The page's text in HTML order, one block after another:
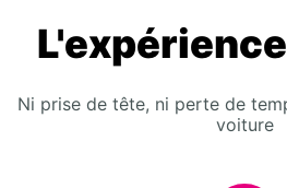
Ni prise de tête, ni perte de
voiture